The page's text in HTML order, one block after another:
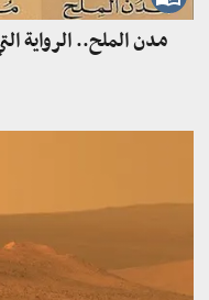
مدن الملح.. الرواية